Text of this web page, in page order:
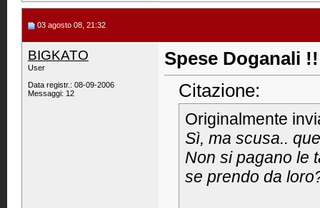
03 agosto 08, 21:32
BIGKATO
User
Data registr.: 08-09-2006
Messaggi: 12
Spese Doganali
Citazione:
Originalmente
Sì, ma scusa..
Non si pagano le
se prendo da